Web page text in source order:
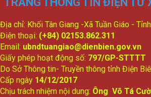
Địa chỉ: Khối Tân Giang -Xã Tuần Giáo -
Điện thoại: (+84) 02153.862.311
Email: ubndtuangiao@dienbien.gov.vn
Giấy phép hoạt động số: 797/GP-STTTT
Do Sở Thông tin- Truyền thông tỉnh Điện
Cấp ngày 14/12/2017
Chịu trách nhiệm nội dung: Ông Võ Tá